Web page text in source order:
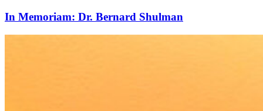
In Memoriam: Dr. Bernard Shulman